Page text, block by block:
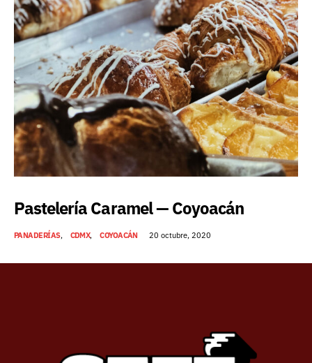
Pastelería Caramel — Coyoacán
PANADERÍAS CDMX COYOACÁN 20 octubre, 2020